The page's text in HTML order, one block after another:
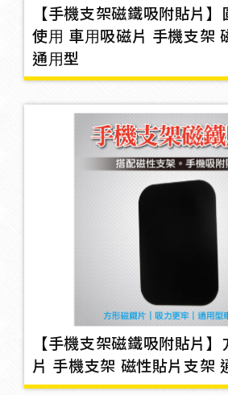
【手機支架磁鐵吸附貼片
使用 車用吸磁片 手機支架
通用型
【手機支架磁鐵吸附貼片
片 手機支架 磁性貼片支架
面紙盒
椅套10
2
鑰匙包33